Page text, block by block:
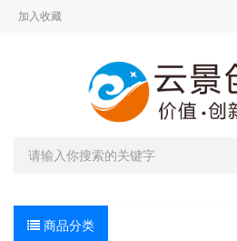
加入收藏
商品分类